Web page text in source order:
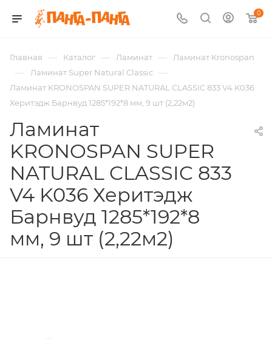
0
Главная — Каталог — Ламинат — Ламинат Kronospan
— Ламинат Super Natural Classic —
Ламинат KRONOSPAN SUPER NATURAL CLASSIC 833 V4 K036
Херитэдж Барнвуд 1285*192*8 мм, 9 шт (2,22м2)
Ламинат
KRONOSPAN SUPER
NATURAL CLASSIC 833
V4 K036 Херитэдж
Барнвуд 1285*192*8
мм, 9 шт (2,22м2)